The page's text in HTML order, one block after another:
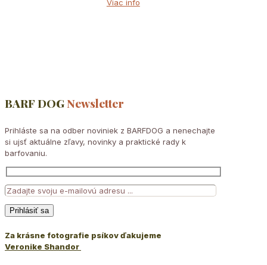
Viac info
BARF DOGNewsletter
Prihláste sa na odber noviniek z BARFDOG a nenechajte
si ujsť aktuálne zľavy, novinky a praktické rady k
barfovaniu.
Za krásne fotografie psíkov ďakujeme
Veronike Shandor